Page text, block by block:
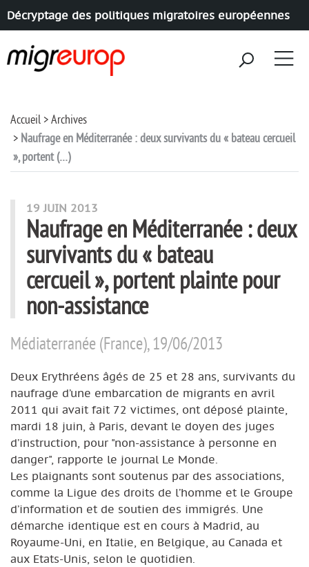
Décryptage des politiques migratoires européennes
Accueil
Archives
Naufrage en Méditerranée : deux survivants du « bateau cercueil
», portent (…)
19 JUIN 2013
Naufrage en Méditerranée : deux
survivants du « bateau
cercueil », portent plainte pour
non-assistance
Médiaterranée (France), 19/06/2013
Deux Erythréens âgés de 25 et 28 ans, survivants du
naufrage d’une embarcation de migrants en avril
2011 qui avait fait 72 victimes, ont déposé plainte,
mardi 18 juin, à Paris, devant le doyen des juges
d’instruction, pour "non-assistance à personne en
danger", rapporte le journal Le Monde.
Les plaignants sont soutenus par des associations,
comme la Ligue des droits de l’homme et le Groupe
d’information et de soutien des immigrés. Une
démarche identique est en cours à Madrid, au
Royaume-Uni, en Italie, en Belgique, au Canada et
aux Etats-Unis, selon le quotidien.